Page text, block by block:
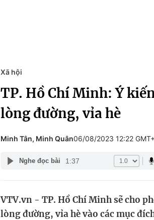
Du lịch
Chất lượng cuộc sống
Xã hội
TP. Hồ Chí Minh: Ý
lòng đường, vỉa hè
Minh Tân, Minh Quân06/08/2023 12:22
Nghe đọc bài 1:37
VTV.vn - TP. Hồ Chí Minh sẽ cho
lòng đường, vỉa hè vào các mục